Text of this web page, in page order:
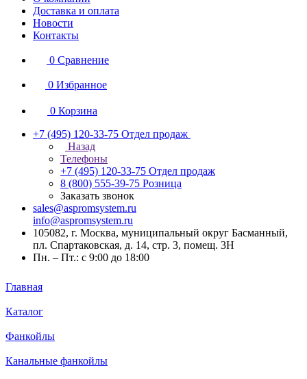
Доставка и оплата
Новости
Контакты
0 Сравнение
0 Избранное
0 Корзина
+7 (495) 120-33-75 Отдел продаж
Назад
Телефоны
+7 (495) 120-33-75 Отдел продаж
8 (800) 555-39-75 Розница
Заказать звонок
sales@aspromsystem.ru
info@aspromsystem.ru
105082, г. Москва, муниципальный округ Басманный,
пл. Спартаковская, д. 14, стр. 3, помещ. 3Н
Пн. – Пт.: с 9:00 до 18:00
Главная
Каталог
Фанкойлы
Канальные фанкойлы